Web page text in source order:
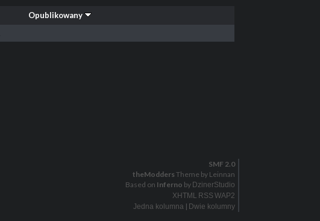
Opublikowany
SMF 2.0
theModders Theme by Leinnan
Based on Inferno by DzinerStudio
XHTML RSS WAP2
Jedna kolumna| Dwie kolumny